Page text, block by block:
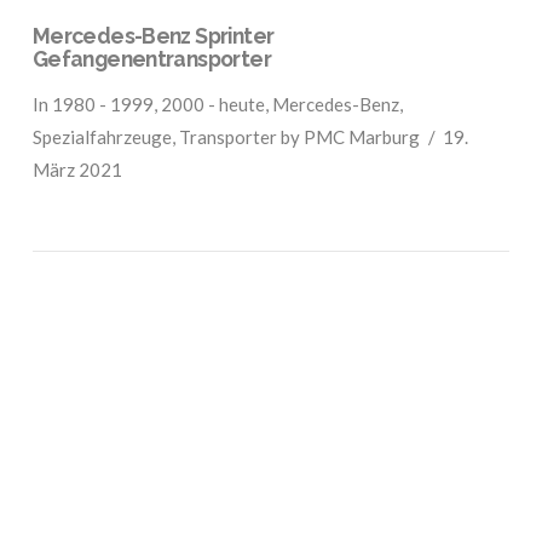
Mercedes-Benz Sprinter
Gefangenentransporter
In 1980 - 1999, 2000 - heute, Mercedes-Benz,
Spezialfahrzeuge, Transporterby PMC Marburg
19.
März 2021